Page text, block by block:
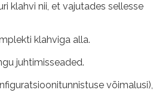
klahvi nii, et vajutades sellesse
klahviga alla.
juhtimisseaded.
võimalusi),